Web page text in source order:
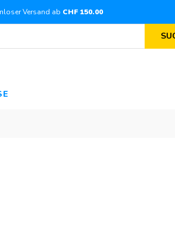
Versand ab CHF 150.00